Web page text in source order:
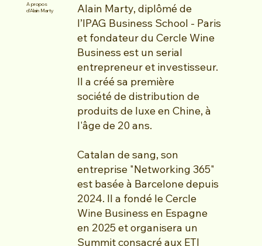
A propos
d'Alain Marty
Alain Marty, diplômé de
l’IPAG Business School - Paris
et fondateur du Cercle Wine
Business est un serial
entrepreneur et investisseur.
Il a créé sa première
société de distribution de
produits de luxe en Chine, à
l'âge de 20 ans. ​​​​
Catalan de sang, son
entreprise "Networking 365"
est basée à Barcelone depuis
2024. Il a fondé le Cercle
Wine Business en Espagne
en 2025 et organisera un
Summit consacré aux ETI